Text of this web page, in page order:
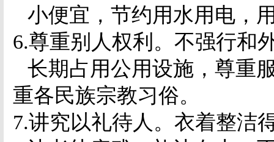
小便宜，节约用水用电，
6.尊重别人权利。不强行和
长期占用公用设施，尊重
重各民族宗教习俗。
7.讲究以礼待人。衣着整洁